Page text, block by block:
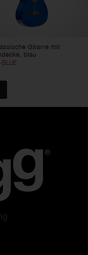
Gitarre mit
blau
BLUE